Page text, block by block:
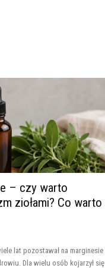
– czy warto
ziołami? Co warto
lat pozostawał na marginesie
Dla wielu osób kojarzył się